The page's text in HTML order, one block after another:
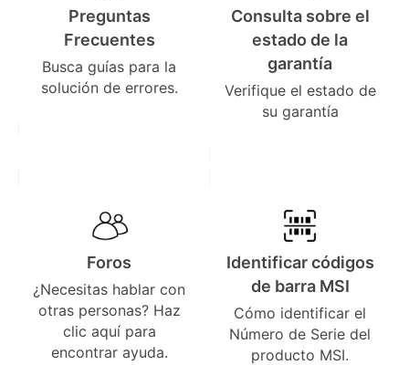
Preguntas
Frecuentes
Busca guías para la
solución de errores.
Consulta sobre el
estado de la
garantía
Verifique el estado de
su garantía
Foros
¿Necesitas hablar con
otras personas? Haz
clic aquí para
encontrar ayuda.
Identificar códigos
de barra MSI
Cómo identificar el
Número de Serie del
producto MSI.